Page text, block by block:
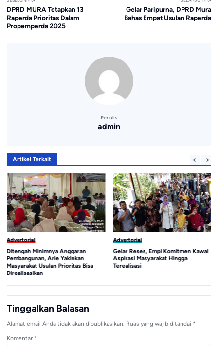
DPRD MURA Tetapkan 13
Raperda Prioritas Dalam
Propemperda 2025
Gelar Paripurna, DPRD Mura
Bahas Empat Usulan Raperda
Penulis
admin
Artikel Terkait
Advertorial
Ditengah Minimnya Anggaran
Pembangunan, Arie Yakinkan
Masyarakat Usulan Prioritas Bisa
Direalisasikan
Advertorial
Gelar Reses, Empi Komitmen Kawal
Aspirasi Masyarakat Hingga
Terealisasi
Tinggalkan Balasan
Alamat email Anda tidak akan dipublikasikan. Ruas yang wajib ditandai *
Komentar *